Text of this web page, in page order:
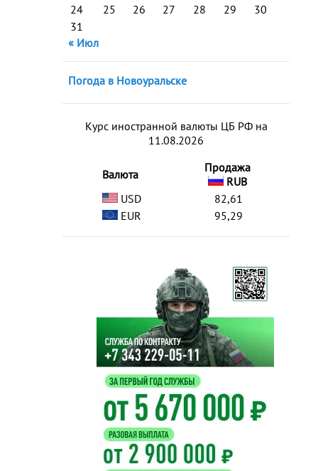
24
25 26 27 28 29
30
31
« Июл
Погода в Новоуральске
Курс иностранной валюты ЦБ РФ на
11.08.2026
Валюта
Продажа
RUB
USD
82,61
EUR
95,29